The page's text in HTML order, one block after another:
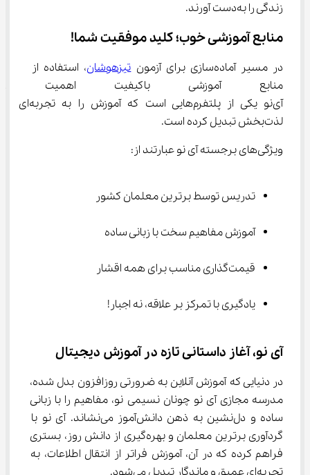
زندگی را به‌دست آورند.
منابع آموزشی خوب؛ کلید موفقیت شما!
در مسیر آماده‌سازی برای آزمون تیزهوشان، استفاده از
منابع آموزشی باکیفیت اهمیت
آی‌نو یکی از پلتفرم‌هایی است که آموزش را به تجربه‌ای
لذت‌بخش تبدیل کرده است.
ویژگی‌های برجسته آی‌ نو عبارتند از:
تدریس توسط برترین معلمان کشور
آموزش مفاهیم سخت با زبانی ساده
قیمت‌گذاری مناسب برای همه اقشار
یادگیری با تمرکز بر علاقه، نه اجبار!
آی‌ نو، آغاز داستانی تازه در آموزش دیجیتال
در دنیایی که آموزش آنلاین به ضرورتی روزافزون بدل شده،
مدرسه مجازی آی‌ نو چونان نسیمی نو، مفاهیم را با زبانی
ساده و دل‌نشین به ذهن دانش‌آموز می‌نشاند. آی‌ نو با
گردآوری برترین معلمان و بهره‌گیری از دانش روز، بستری
فراهم کرده که در آن، آموزش فراتر از انتقال اطلاعات، به